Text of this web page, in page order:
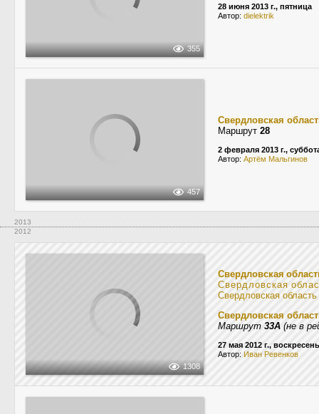
355
28 июня 2013 г., пятница
Автор: dielektrik
457
Свердловская
Маршрут 28
2 февраля 2013 г.,
Автор: Артём Мальгинов
2013
2012
1308
Свердловская
Свердловская
Свердловская область
Свердловская
Маршрут 33А (не в
27 мая 2012 г.,
Автор: Иван Ревенков